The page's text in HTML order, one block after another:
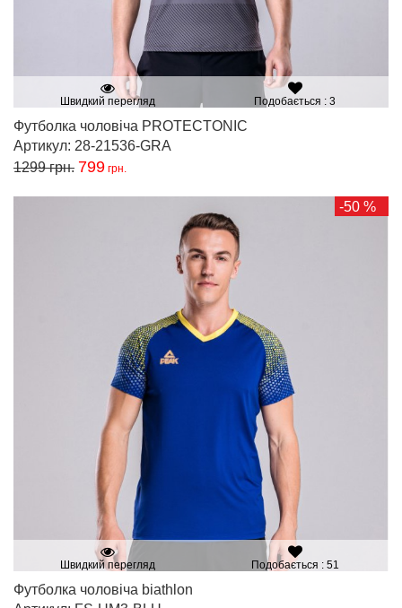
Швидкий перегляд Подобається : 3
Футболка чоловіча PROTECTONIC
Артикул: 28-21536-GRA
1299грн. 799 грн.
-50 %
Швидкий перегляд Подобається : 51
Футболка чоловіча biathlon